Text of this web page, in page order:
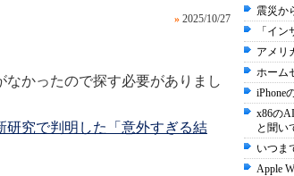
» 2025/10/27
かったので探す必要がありまし
究で判明した「意外すぎる結
震災か
「イ
アメリ
ホーム
iPhone
x86の
と聞い
いつま
Apple